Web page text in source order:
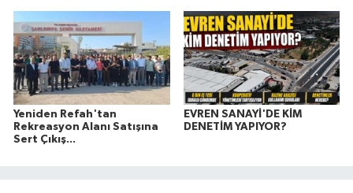
Yeniden Refah'tan
Rekreasyon Alanı Satışına
Sert Çıkış...
EVREN SANAYİ'DE KİM
DENETİM YAPIYOR?